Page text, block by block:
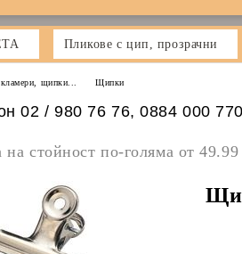
Пликове с цип, прозрачни
щипки... Щипки
02 / 980 76 76, 0884 000 770
стойност по-голяма от 49.99